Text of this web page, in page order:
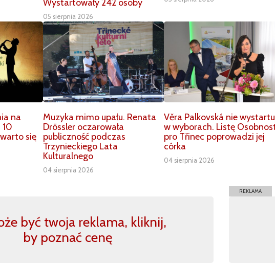
Wystartowały 242 osoby
05 sierpnia 2026
na
10
się
Muzyka mimo upału. Renata
Drössler oczarowała
publiczność podczas
Trzynieckiego Lata
Kulturalnego
04 sierpnia 2026
Věra Palkovská nie
w wyborach. Listę
pro Třinec poprowadzi jej
córka
04 sierpnia 2026
być twoja reklama, kliknij,
by poznać cenę
REKLAMA